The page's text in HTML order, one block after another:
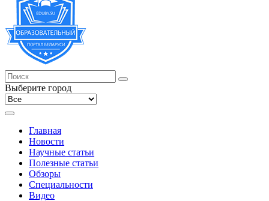
Выберите город
Главная
Новости
Научные статьи
Полезные статьи
Обзоры
Специальности
Видео